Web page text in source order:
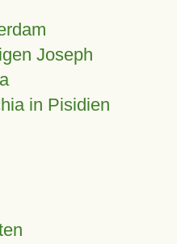
Joseph
in Pisidien